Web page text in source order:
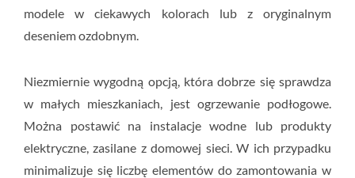
modele w ciekawych kolorach lub z oryginalnym
deseniem ozdobnym.
Niezmiernie wygodną opcją, która dobrze się sprawdza
w małych mieszkaniach, jest ogrzewanie podłogowe.
Można postawić na instalacje wodne lub produkty
elektryczne, zasilane z domowej sieci. W ich przypadku
minimalizuje się liczbę elementów do zamontowania w